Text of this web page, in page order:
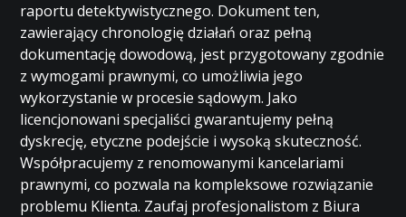
raportu detektywistycznego. Dokument ten,
zawierający chronologię działań oraz pełną
dokumentację dowodową, jest przygotowany zgodnie
z wymogami prawnymi, co umożliwia jego
wykorzystanie w procesie sądowym. Jako
licencjonowani specjaliści gwarantujemy pełną
dyskrecję, etyczne podejście i wysoką skuteczność.
Współpracujemy z renomowanymi kancelariami
prawnymi, co pozwala na kompleksowe rozwiązanie
problemu Klienta. Zaufaj profesjonalistom z Biura